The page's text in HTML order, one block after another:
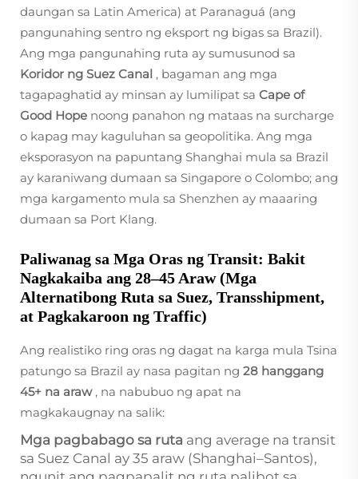
daungan sa Latin America) at Paranaguá (ang
pangunahing sentro ng eksport ng bigas sa Brazil).
Ang mga pangunahing ruta ay sumusunod sa
Koridor ng Suez Canal , bagaman ang mga
tagapaghatid ay minsan ay lumilipat sa Cape of
Good Hope noong panahon ng mataas na surcharge
o kapag may kaguluhan sa geopolitika. Ang mga
eksporasyon na papuntang Shanghai mula sa Brazil
ay karaniwang dumaan sa Singapore o Colombo; ang
mga kargamento mula sa Shenzhen ay maaaring
dumaan sa Port Klang.
Paliwanag sa Mga Oras ng Transit: Bakit
Nagkakaiba ang 28–45 Araw (Mga
Alternatibong Ruta sa Suez, Transshipment,
at Pagkakaroon ng Traffic)
Ang realistiko ring oras ng dagat na karga mula Tsina
patungo sa Brazil ay nasa pagitan ng 28 hanggang
45+ na araw , na nabubuo ng apat na
magkakaugnay na salik:
Mga pagbabago sa ruta ang average na transit
sa Suez Canal ay 35 araw (Shanghai–Santos),